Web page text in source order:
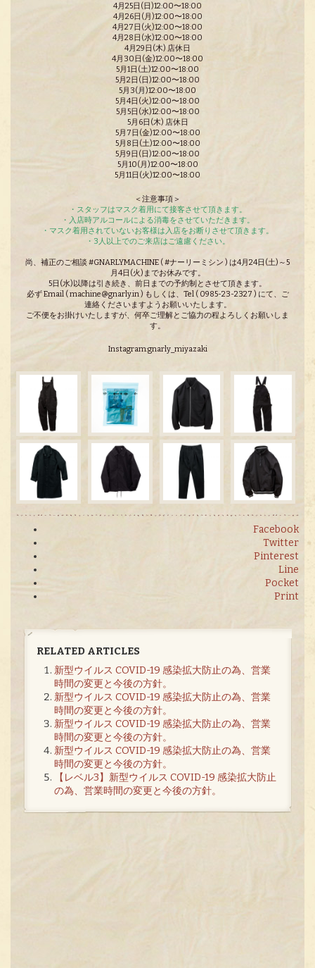
4月25日(日)12:00〜18:00
4月26日(月)12:00〜18:00
4月27日(火)12:00〜18:00
4月28日(水)12:00〜18:00
4月29日(木) 店休日
4月30日(金)12:00〜18:00
5月1日(土)12:00〜18:00
5月2日(日)12:00〜18:00
5月3(月)12:00〜18:00
5月4日(火)12:00〜18:00
5月5日(水)12:00〜18:00
5月6日(木) 店休日
5月7日(金)12:00〜18:00
5月8日(土)12:00〜18:00
5月9日(日)12:00〜18:00
5月10(月)12:00〜18:00
5月11日(火)12:00〜18:00
＜注意事項＞
・スタッフはマスク着用にて接客させて頂きます。
・入店時アルコールによる消毒をさせていただきます。
・マスク着用されていないお客様は入店をお断りさせて頂きます。
・3人以上でのご来店はご遠慮ください。
尚、 補正のご相談 #GNARLYMACHINE ( #ナーリーミシン ) は4月24日(土)～5
月4日(火)までお休みです。
5日(水)以降は引き続き、前日までの予約制とさせて頂きます。
必ず Email ( machine@gnarly.in ) もしくは、Tel ( 0985-23-2327 ) にて、ご
連絡くださいますようお願いいたします。
ご不便をお掛けいたしますが、何卒ご理解とご協力の程よろしくお願いしま
す。
Instagram:gnarly_miyazaki
Facebook
Twitter
Pinterest
Line
Pocket
Print
RELATED ARTICLES
新型ウイルス COVID-19 感染拡大防止の為、営業
時間の変更と今後の方針。
新型ウイルス COVID-19 感染拡大防止の為、営業
時間の変更と今後の方針。
新型ウイルス COVID-19 感染拡大防止の為、営業
時間の変更と今後の方針。
新型ウイルス COVID-19 感染拡大防止の為、営業
時間の変更と今後の方針。
【レベル3】新型ウイルス COVID-19 感染拡大防止
の為、営業時間の変更と今後の方針。